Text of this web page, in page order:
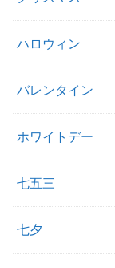
ハロウィン
バレンタイン
ホワイトデー
七五三
七夕